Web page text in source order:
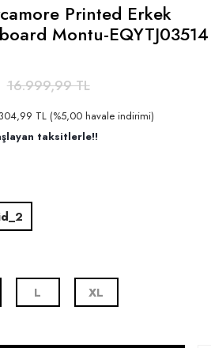
Printed Erkek
Montu-EQYTJ03514
16.999,99 TL
TL (%5,00 havale indirimi)
taksitlerle!!
L XL